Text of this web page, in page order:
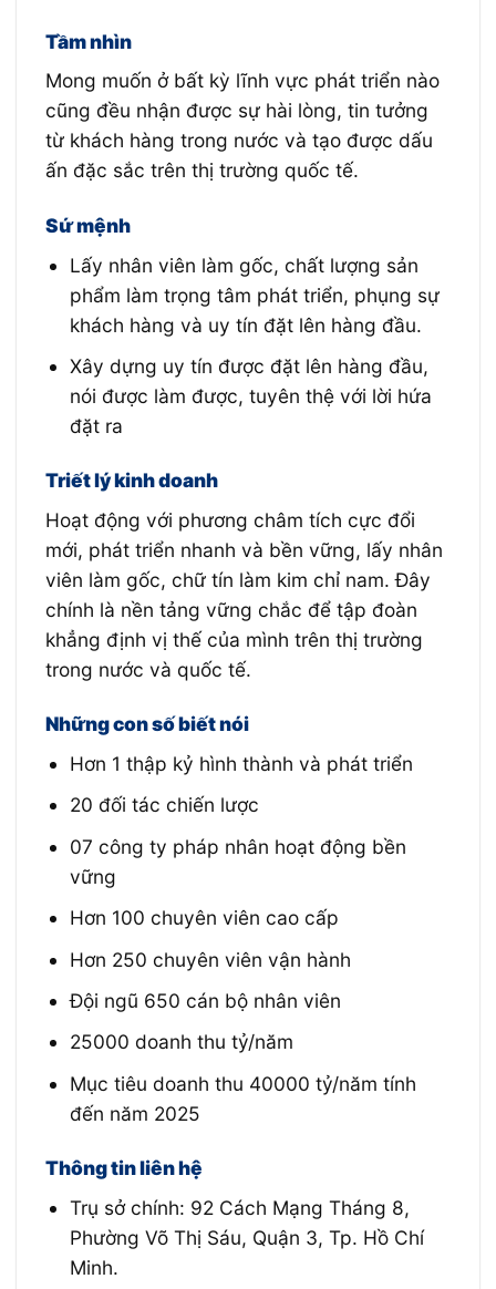
Tầm nhìn
Mong muốn ở bất kỳ lĩnh vực phát triển nào
cũng đều nhận được sự hài lòng, tin tưởng
từ khách hàng trong nước và tạo được dấu
ấn đặc sắc trên thị trường quốc tế.
Sứ mệnh
Lấy nhân viên làm gốc, chất lượng sản
phẩm làm trọng tâm phát triển, phụng sự
khách hàng và uy tín đặt lên hàng đầu.
Xây dựng uy tín được đặt lên hàng đầu,
nói được làm được, tuyên thệ với lời hứa
đặt ra
Triết lý kinh doanh
Hoạt động với phương châm tích cực đổi
mới, phát triển nhanh và bền vững, lấy nhân
viên làm gốc, chữ tín làm kim chỉ nam. Đây
chính là nền tảng vững chắc để tập đoàn
khẳng định vị thế của mình trên thị trường
trong nước và quốc tế.
Những con số biết nói
Hơn 1 thập kỷ hình thành và phát triển
20 đối tác chiến lược
07 công ty pháp nhân hoạt động bền
vững
Hơn 100 chuyên viên cao cấp
Hơn 250 chuyên viên vận hành
Đội ngũ 650 cán bộ nhân viên
25000 doanh thu tỷ/năm
Mục tiêu doanh thu 40000 tỷ/năm tính
đến năm 2025
Thông tin liên hệ
Trụ sở chính: 92 Cách Mạng Tháng 8,
Phường Võ Thị Sáu, Quận 3, Tp. Hồ Chí
Minh.